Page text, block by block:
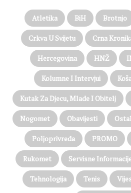
Atletika BiH Brotnjo
Crkva U Svijetu Crna
Hercegovina HNŽ
Kolumne I Intervjui
Kutak Za Djecu, Mlade I Obitelj
Nogomet Obavijesti
Poljoprivreda PROMO
Rukomet Servisne
Tehnologija Tenis